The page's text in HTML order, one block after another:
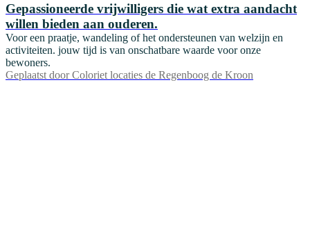
Gepassioneerde vrijwilligers die wat extra aandacht
willen bieden aan ouderen.
Voor een praatje, wandeling of het ondersteunen van welzijn en
activiteiten. jouw tijd is van onschatbare waarde voor onze
bewoners.
Geplaatst door Coloriet locaties de Regenboog de Kroon